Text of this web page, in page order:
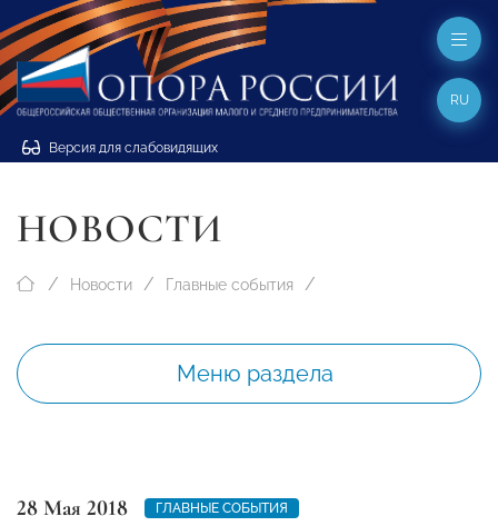
Версия для слабовидящих
RU
НОВОСТИ
Новости Главные события
Меню раздела
28 Мая 2018 ГЛАВНЫЕ СОБЫТИЯ